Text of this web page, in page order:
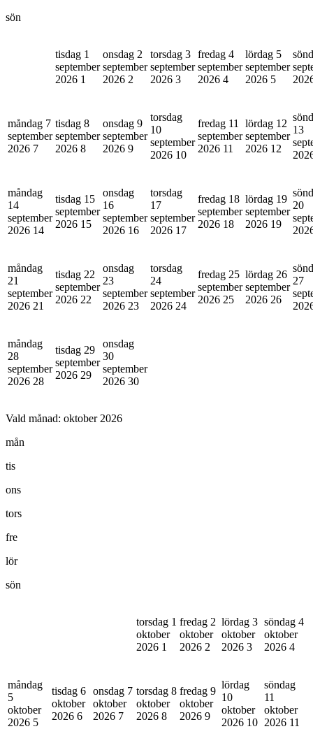
sön
tisdag 1
september
2026 1
onsdag 2
september
2026 2
torsdag 3
september
2026 3
fredag 4
september
2026 4
lördag 5
september
2026 5
måndag 7
september
2026 7
tisdag 8
september
2026 8
onsdag 9
september
2026 9
torsdag
10
september
2026 10
fredag 11
september
2026 11
lördag 12
september
2026 12
13
måndag
14
september
2026 14
tisdag 15
september
2026 15
onsdag
16
september
2026 16
torsdag
17
september
2026 17
fredag 18
september
2026 18
lördag 19
september
2026 19
20
måndag
21
september
2026 21
tisdag 22
september
2026 22
onsdag
23
september
2026 23
torsdag
24
september
2026 24
fredag 25
september
2026 25
lördag 26
september
2026 26
27
måndag
28
september
2026 28
tisdag 29
september
2026 29
onsdag
30
september
2026 30
Vald månad: oktober 2026
mån
tis
ons
tors
fre
lör
sön
torsdag 1
oktober
2026 1
fredag 2
oktober
2026 2
lördag 3
oktober
2026 3
söndag 4
oktober
2026 4
måndag
5
oktober
2026 5
tisdag 6
oktober
2026 6
onsdag 7
oktober
2026 7
torsdag 8
oktober
2026 8
fredag 9
oktober
2026 9
lördag
10
oktober
2026 10
söndag
11
oktober
2026 11